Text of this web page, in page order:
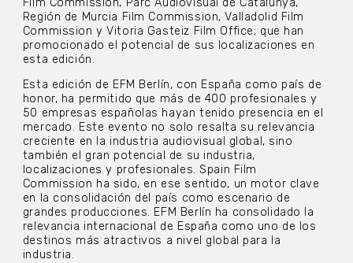
Film Commission, Parc Audiovisual de Catalunya,
Región de Murcia Film Commission, Valladolid Film
Commission y Vitoria Gasteiz Film Office; que han
promocionado el potencial de sus localizaciones en
esta edición.
Esta edición de EFM Berlín, con España como país de
honor, ha permitido que más de 400 profesionales y
50 empresas españolas hayan tenido presencia en el
mercado. Este evento no solo resalta su relevancia
creciente en la industria audiovisual global, sino
también el gran potencial de su industria,
localizaciones y profesionales. Spain Film
Commission ha sido, en ese sentido, un motor clave
en la consolidación del país como escenario de
grandes producciones. EFM Berlín ha consolidado la
relevancia internacional de España como uno de los
destinos más atractivos a nivel global para la
industria.